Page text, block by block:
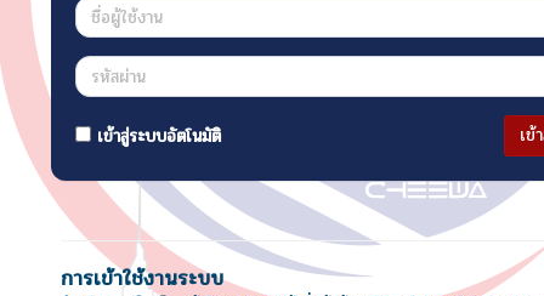
เข้าสู่ระบบอัตโนมัติ เข้
การเข้าใช้งานระบบ